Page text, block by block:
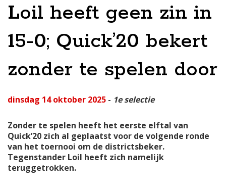
Loil heeft geen zin in
15-0; Quick’20 bekert
zonder te spelen door
dinsdag 14 oktober 2025 - 1e selectie
Zonder te spelen heeft het eerste elftal van
Quick’20 zich al geplaatst voor de volgende ronde
van het toernooi om de districtsbeker.
Tegenstander Loil heeft zich namelijk
teruggetrokken.